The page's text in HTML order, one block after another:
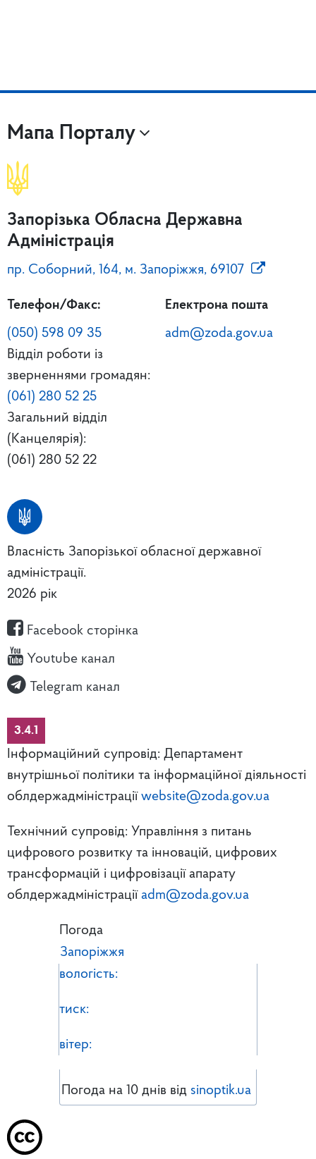
Мапа Порталу
Запорізька Обласна Державна
Адміністрація
пр. Соборний, 164, м. Запоріжжя, 69107
Телефон/Факс:
(050) 598 09 35
Відділ роботи із
зверненнями громадян:
(061) 280 52 25
Загальний відділ
(Канцелярія):
(061) 280 52 22
Електрона пошта
adm@zoda.gov.ua
Власність Запорізької обласної державної
адміністрації.
2026 рік
Facebook сторінка
Youtube канал
Telegram канал
3.4.1
Інформаційний супровід: Департамент
внутрішньої політики та інформаційної діяльності
облдержадміністрації website@zoda.gov.ua
Технічний супровід: Управління з питань
цифрового розвитку та інновацій, цифрових
трансформацій і цифровізації апарату
облдержадміністрації adm@zoda.gov.ua
Погода
Запоріжжя
вологість:
тиск:
вітер:
Погода на 10 днів від sinoptik.ua